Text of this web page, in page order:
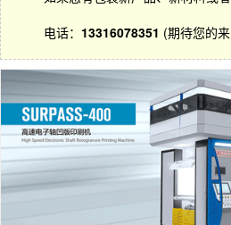
电话： 13316078351 (期待您的来